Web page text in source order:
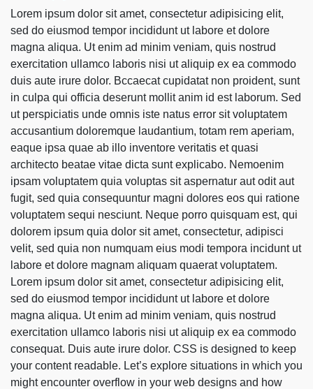
Lorem ipsum dolor sit amet, consectetur adipisicing elit,
sed do eiusmod tempor incididunt ut labore et dolore
magna aliqua. Ut enim ad minim veniam, quis nostrud
exercitation ullamco laboris nisi ut aliquip ex ea commodo
duis aute irure dolor. Bccaecat cupidatat non proident, sunt
in culpa qui officia deserunt mollit anim id est laborum. Sed
ut perspiciatis unde omnis iste natus error sit voluptatem
accusantium doloremque laudantium, totam rem aperiam,
eaque ipsa quae ab illo inventore veritatis et quasi
architecto beatae vitae dicta sunt explicabo. Nemoenim
ipsam voluptatem quia voluptas sit aspernatur aut odit aut
fugit, sed quia consequuntur magni dolores eos qui ratione
voluptatem sequi nesciunt. Neque porro quisquam est, qui
dolorem ipsum quia dolor sit amet, consectetur, adipisci
velit, sed quia non numquam eius modi tempora incidunt ut
labore et dolore magnam aliquam quaerat voluptatem.
Lorem ipsum dolor sit amet, consectetur adipisicing elit,
sed do eiusmod tempor incididunt ut labore et dolore
magna aliqua. Ut enim ad minim veniam, quis nostrud
exercitation ullamco laboris nisi ut aliquip ex ea commodo
consequat. Duis aute irure dolor. CSS is designed to keep
your content readable. Let’s explore situations in which you
might encounter overflow in your web designs and how